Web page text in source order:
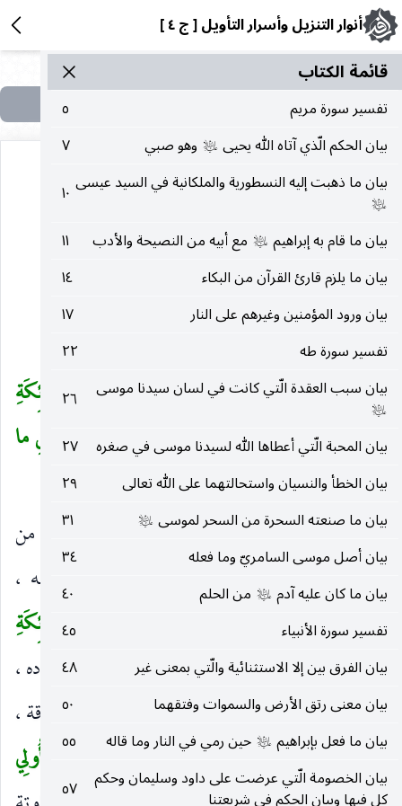
أنوار التنزيل وأسرار التأويل [ ج ٤ ]
قائمة الکتاب
تفسير سورة مريم
٥
بيان الحكم الّذي آتاه الله يحيى عليه‌السلام وهو صبي
٧
بيان ما ذهبت إليه النسطورية والملكانية في السيد عيسى
عليه‌السلام
١٠
بيان ما قام به إبراهيم عليه‌السلام مع أبيه من النصيحة والأدب
١١
بيان ما يلزم قارئ القرآن من البكاء
١٤
بيان ورود المؤمنين وغيرهم على النار
١٧
تفسير سورة طه
٢٢
بيان سبب العقدة الّتي كانت في لسان سيدنا موسى
عليه‌السلام
٢٦
بيان المحبة الّتي أعطاها الله لسيدنا موسى في صغره ٢٧
بيان الخطأ والنسيان واستحالتهما على الله تعالى
٢٩
بيان ما صنعته السحرة من السحر لموسى عليه‌السلام
٣١
بيان أصل موسى السامريّ وما فعله
٣٤
بيان ما كان عليه آدم عليه‌السلام من الحلم
٤٠
تفسير سورة الأنبياء
٤٥
بيان الفرق بين إلا الاستثنائية والّتي بمعنى غير
٤٨
بيان معنى رتق الأرض والسموات وفتقهما
٥٠
بيان ما فعل بإبراهيم عليه‌السلام حين رمي في النار وما قاله
٥٥
بيان الخصومة الّتي عرضت على داود وسليمان وحكم
كل فيها وبيان الحكم في شريعتنا
٥٧
(٣٥) سورة الملائكة
مكية وآيها خمس وأربعون آية
(الْحَمْدُ لِلَّهِ فاطِرِ السَّماواتِ وَالْأَرْضِ جاعِلِ الْمَلائِكَةِ
رُسُلاً أُولِي أَجْنِحَةٍ مَثْنى وَثُلاثَ وَرُباعَ يَزِيدُ فِي الْخَلْقِ ما
يَشاءُ إِنَّ اللهَ عَلى كُلِّ شَيْءٍ قَدِيرٌ)(١)
(الْحَمْدُ لِلَّهِ فاطِرِ السَّماواتِ وَالْأَرْضِ
مبدعهما من
الفطر بمعنى الشق كأنه شق العدم بإخراجهما منه ،
والإضافة محضة لأنه بمعنى الماضي.
جاعِلِ الْمَلائِكَةِ
رُسُلاً)وسائط بين الله وبين أنبيائه والصالحين من عباده ،
يبلغون إليهم رسالاته بالوحي والإلهام والرؤيا الصادقة ،
أو بينه وبين خلقه يوصلون إليهم آثار صنعه. أُولِي